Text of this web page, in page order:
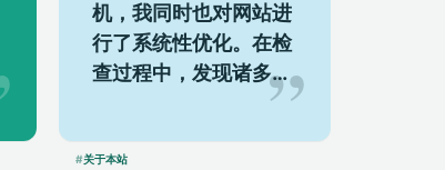
机，我同时也对网站进
行了系统性优化。在检
查过程中，发现诸多异
常文件，包括在网站未
debug 文件，初步判
关于本站